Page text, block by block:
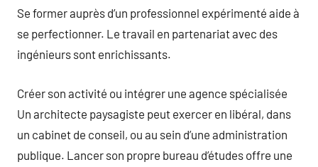
Se former auprès d’un professionnel expérimenté aide à
se perfectionner. Le travail en partenariat avec des
ingénieurs sont enrichissants.
Créer son activité ou intégrer une agence spécialisée
Un architecte paysagiste peut exercer en libéral, dans
un cabinet de conseil, ou au sein d’une administration
publique. Lancer son propre bureau d’études offre une